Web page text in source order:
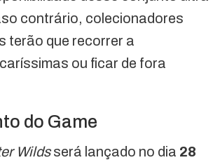
contrário, colecionadores
terão que recorrer a
ou ficar de fora
do Game
Wildsserá lançado no dia 28